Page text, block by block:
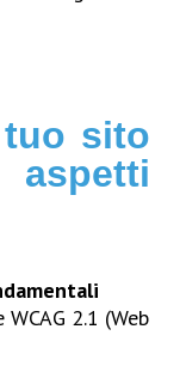
sito
2.1 (Web